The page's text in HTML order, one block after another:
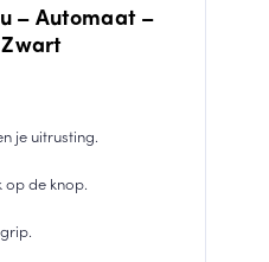
– Automaat –
je uitrusting.
op de knop.